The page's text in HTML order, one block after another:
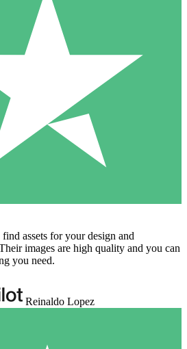
assets for your design and
images are high quality and you can
you need.
Reinaldo Lopez